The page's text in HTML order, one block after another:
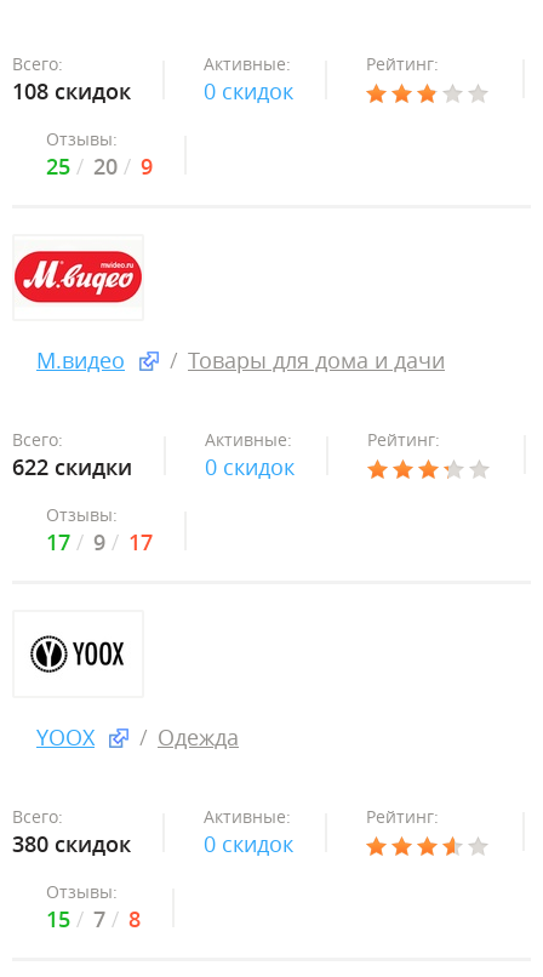
Всего:
108 скидок
Активные:
0 скидок
Рейтинг:
Отзывы:
25 20 9
М.видео Товары для дома и дачи
Всего:
622 скидки
Активные:
0 скидок
Рейтинг:
Отзывы:
17 9 17
YOOX Одежда
Всего:
380 скидок
Активные:
0 скидок
Рейтинг:
Отзывы:
15 7 8